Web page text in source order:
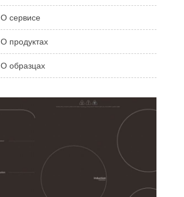
О сервисе
О продуктах
О образцах